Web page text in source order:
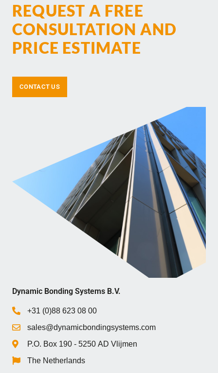
REQUEST A FREE
CONSULTATION AND
PRICE ESTIMATE
CONTACT US
Dynamic Bonding Systems B.V.
+31 (0)88 623 08 00
sales@dynamicbondingsystems.com
P.O. Box 1‍9‍0 - 5‍2‍5‍0 AD Vlijmen
The Netherlands